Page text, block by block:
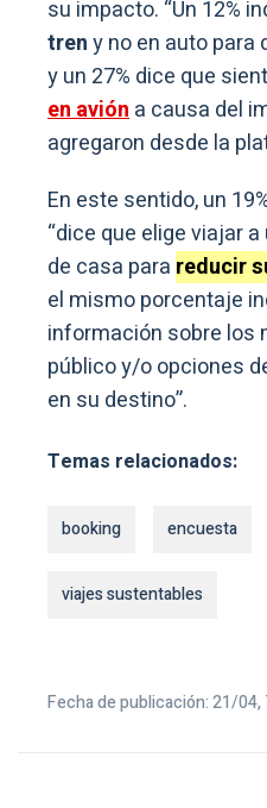
su impacto. “Un 12%
treny no en auto
y un 27% dice que
en avióna causa del
agregaron desde la
En este sentido, un
“dice que elige viajar
de casa para reducir
el mismo porcentaje
información sobre los
público y/o opciones
en su destino”.
Temas relacionados:
booking encuesta
viajes sustentables
Fecha de publicación: 21/04,